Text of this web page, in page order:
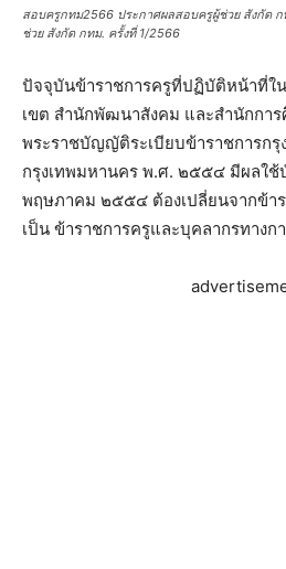
สอบครูกทม2566 ประกาศผลสอบครูผู้ช่วย สังกัด
ช่วย สังกัด กทม. ครั้งที่ 1/2566
ปัจจุบันข้าราชการครูที่ปฏิบัติหน้าที่ใน
เขต สำนักพัฒนาสังคม และสำนักการ
พระราชบัญญัติระเบียบข้าราชการก
กรุงเทพมหานคร พ.ศ. ๒๕๕๔ มีผลใ
พฤษภาคม ๒๕๕๔ ต้องเปลี่ยนจากข้า
เป็น ข้าราชการครูและบุคลากรทางก